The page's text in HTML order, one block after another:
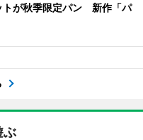
トが秋季限定パン 新作「パ
ぶ